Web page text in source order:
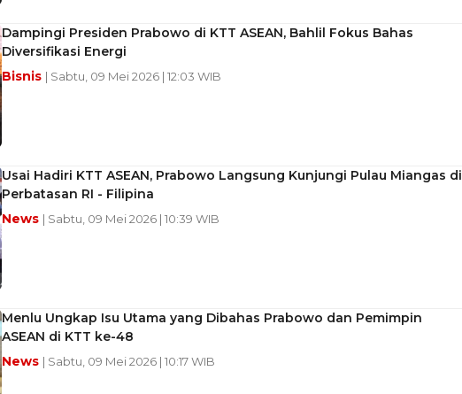
Dampingi Presiden Prabowo di KTT ASEAN, Bahlil Fokus Bahas
Diversifikasi Energi
Bisnis | Sabtu, 09 Mei 2026 | 12:03 WIB
Usai Hadiri KTT ASEAN, Prabowo Langsung Kunjungi Pulau Miangas di
Perbatasan RI - Filipina
News | Sabtu, 09 Mei 2026 | 10:39 WIB
Menlu Ungkap Isu Utama yang Dibahas Prabowo dan Pemimpin
ASEAN di KTT ke-48
News | Sabtu, 09 Mei 2026 | 10:17 WIB